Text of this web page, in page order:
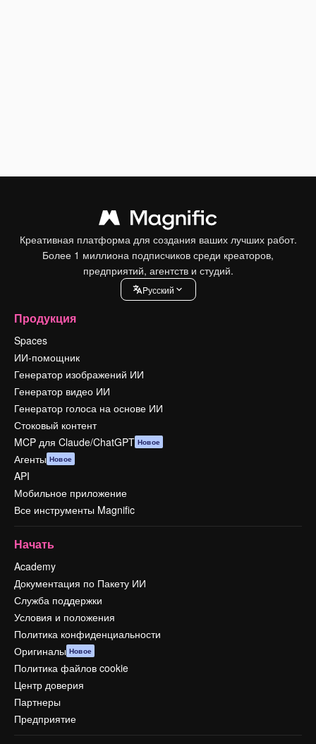
Креативная платформа для создания ваших лучших работ.
Более 1 миллиона подписчиков среди креаторов,
предприятий, агентств и студий.
Pусский
Продукция
Spaces
ИИ-помощник
Генератор изображений ИИ
Генератор видео ИИ
Генератор голоса на основе ИИ
Стоковый контент
MCP для Claude/ChatGPT Новое
Агенты Новое
API
Мобильное приложение
Все инструменты Magnific
Начать
Academy
Документация по Пакету ИИ
Служба поддержки
Условия и положения
Политика конфиденциальности
Оригиналы Новое
Политика файлов cookie
Центр доверия
Партнеры
Предприятие